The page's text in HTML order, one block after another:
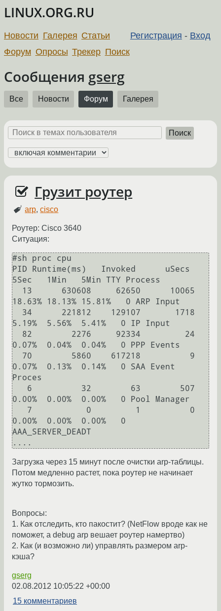
LINUX.ORG.RU
Регистрация - Вход
Новости Галерея Статьи
Форум Опросы Трекер Поиск
Сообщения gserg
Все Новости Форум Галерея
Поиск
Грузит роутер
arp,cisco
Роутер: Cisco 3640
Ситуация:
#sh proc cpu
PID Runtime(ms)   Invoked      uSecs
5Sec   1Min   5Min TTY Process
18.63% 18.13% 15.81%   0 ARP Input
5.19%  5.56%  5.41%   0 IP Input
0.07%  0.04%  0.04%   0 PPP Events
0.07%  0.13%  0.14%   0 SAA Event
Proces
0.00%  0.00%  0.00%   0 Pool Manager
0.00%  0.00%  0.00%   0
AAA_SERVER_DEADT
Загрузка через 15 минут после очистки arp-таблицы.
Потом медленно растет, пока роутер не начинает
жутко тормозить.
Вопросы:
1. Как отследить, кто пакостит? (NetFlow вроде как не
поможет, а debug arp вешает роутер намертво)
2. Как (и возможно ли) управлять размером arp-
кэша?
gserg
02.08.2012 10:05:22 +00:00
15 комментариев